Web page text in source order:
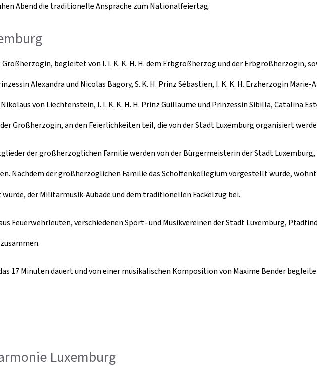
Abend die traditionelle Ansprache zum Nationalfeiertag.
begleitet von I. I. K. K. H. H. dem Erbgroßherzog und der Erbgroßherzogin,
Alexandra und Nicolas Bagory, S. K. H. Prinz Sébastien, I. K. K. H. Erzherzogin
von Liechtenstein, I. I. K. K. H. H. Prinz Guillaume und Prinzessin Sibilla, Catalina
Großherzogin, an den Feierlichkeiten teil, die von der Stadt Luxemburg organisiert
der großherzoglichen Familie werden von der Bürgermeisterin der Stadt Luxemburg,
Nachdem der großherzoglichen Familie das Schöffenkollegium vorgestellt wurde,
der Militärmusik-Aubade und dem traditionellen Fackelzug bei.
Feuerwehrleuten, verschiedenen Sport- und Musikvereinen der Stadt Luxemburg,
17 Minuten dauert und von einer musikalischen Komposition von Maxime Bender
Luxemburg